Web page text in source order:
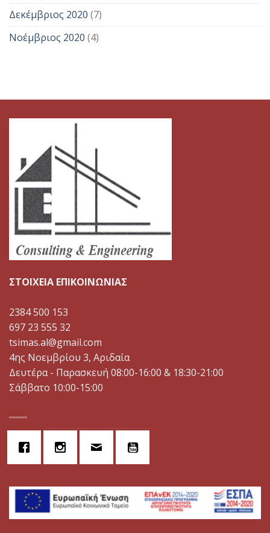
Δεκέμβριος 2020 (7)
Νοέμβριος 2020 (4)
ΣΤΟΙΧΕΙΑ ΕΠΙΚΟΙΝΩΝΙΑΣ
2384 500 153
697 23 555 32
tsimas.al@gmail.com
4ης Νοεμβρίου 3, Αριδαία
Δευτέρα - Παρασκευή 08:00-16:00 & 18:30-21:00
Σάββατο 10:00-15:00